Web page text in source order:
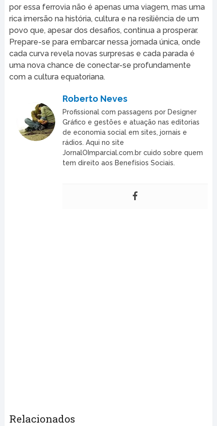
por essa ferrovia não é apenas uma viagem, mas uma
rica imersão na história, cultura e na resiliência de um
povo que, apesar dos desafios, continua a prosperar.
Prepare-se para embarcar nessa jornada única, onde
cada curva revela novas surpresas e cada parada é
uma nova chance de conectar-se profundamente
com a cultura equatoriana.
Roberto Neves
Profissional com passagens por Designer
Gráfico e gestões e atuação nas editorias
de economia social em sites, jornais e
rádios. Aqui no site
JornalOImparcial.com.br cuido sobre quem
tem direito aos Benefísios Sociais.
Relacionados